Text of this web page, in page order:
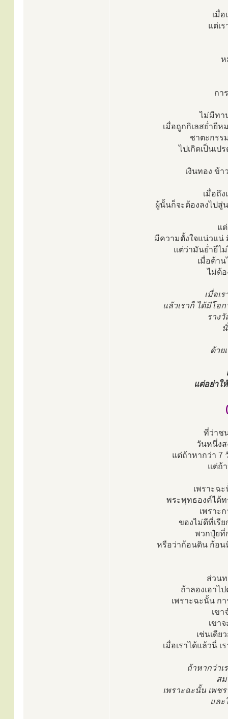
เมื่
แต่เ
ห
กา
ไม่มีทา
เมื่อถูกกิเลสย่ำยี
ชาตะกรร
ไปเกิดเป็นเป
เงินทอง ข้
เมื่อถึ
ผู้นั้นก็จะต้องลงไปสู่
แ
มีความตั้งใจแน่วแน่
แต่ว่ามันย่ำยีไ
เมื่อต้าน
ไม่ต้อ
เมื่อเ
แล้วเราก็ ได้มีโ
ราง
ด้วย
แต่อย่าใ
ที่ว่าช
วันหนึ่ง
แต่ถ้าหากว่า 7
แต่ถ้
เพราะฉ
พระพุทธองค์ได้ท
เพราะ
ของไม่ดีที่เรี
พวกปุ๋ยที่
หรือว่าก้อนดิน ก้อน
ส่วน
ถ้าลองเอาไ
เพราะฉะนั้น ก
เขา
เขา
เช่นเดีย
เมื่อเราได้แล้วนี่
ถ้าหากว่าเ
ส
เพราะฉะนั้น เพช
และ